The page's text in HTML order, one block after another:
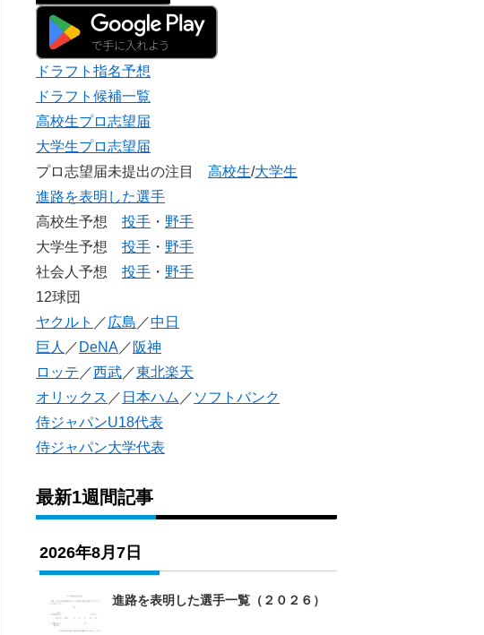
ドラフト指名予想
ドラフト候補一覧
高校生プロ志望届
大学生プロ志望届
プロ志望届未提出の注目 高校生/大学生
進路を表明した選手
高校生予想 投手 ・ 野手
大学生予想 投手 ・ 野手
社会人予想 投手 ・ 野手
12球団
ヤクルト ／ 広島 ／中日
巨人 ／ DeNA ／ 阪神
ロッテ ／西武 ／東北楽天
オリックス ／ 日本ハム ／ ソフトバンク
侍ジャパンU18代表
侍ジャパン大学代表
最新1週間記事
2026年8月7日
進路を表明した選手一覧（２０２６）